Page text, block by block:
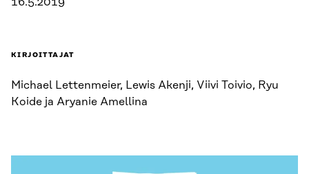
KIRJOITTAJAT
Michael Lettenmeier, Lewis Akenji, Viivi Toivio, Ryu
Koide ja Aryanie Amellina